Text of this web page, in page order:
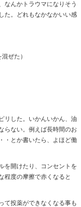
なんかトラウマになりそう
た。どれもなかなかいい感
ぜた）
リした。いかんいかん、油
らない。例えば長時間のお
・とか書いたら、よほど働
を開けたり、コンセントを
程度の摩擦で赤くなると
て投薬ができなくなる事も